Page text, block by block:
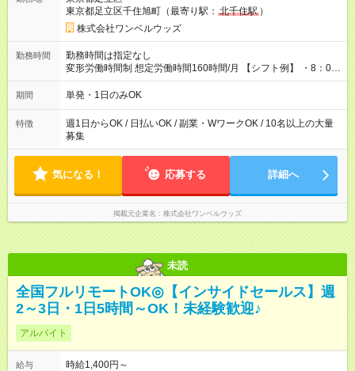
東京都足立区千住旭町（最寄り駅： 北千住駅 ）
株式会社ワンベルウッズ
勤務時間
勤務時間は指定なし
変形労働時間制 想定労働時間160時間/月 【シフト例】 ・8：00
～21：00
期間 単発・1日のみOK
特徴
週1日からOK / 日払いOK / 副業・WワークOK / 10名以上の大量
募集
気になる！ 応募する 詳細へ
掲載元企業名 株式会社ワンベルウッズ
未読
全国フルリモートOK◎【インサイドセールス】週
2～3日・1日5時間～OK！未経験歓迎♪
アルバイト
給与
時給1,400円～